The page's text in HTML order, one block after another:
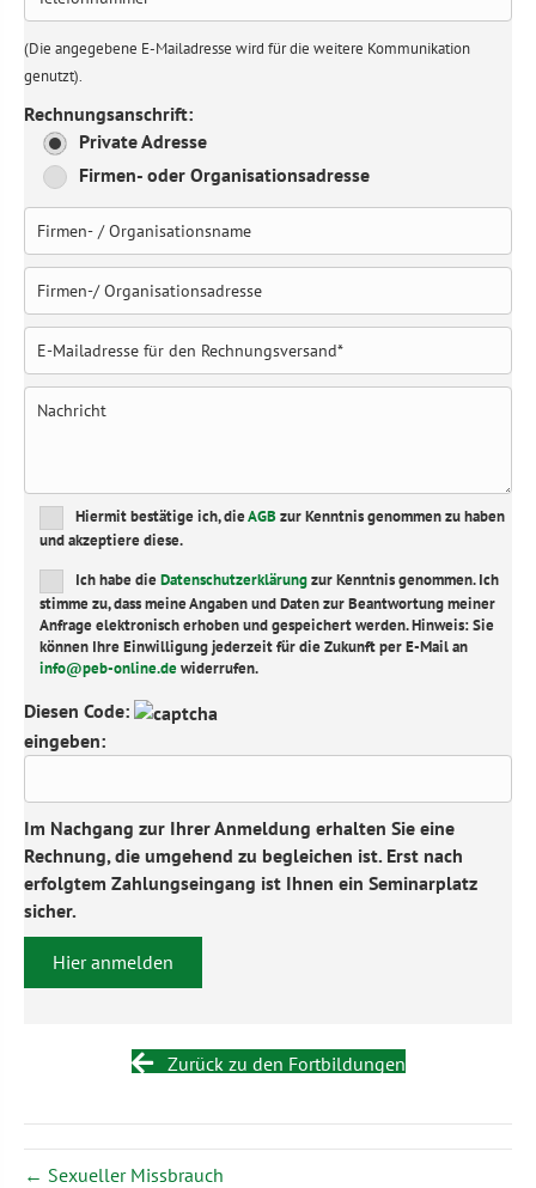
(Die angegebene E-Mailadresse wird für die weitere Kommunikation
genutzt).
Rechnungsanschrift:
Private Adresse
Firmen- oder Organisationsadresse
Bitte lasse dieses Feld leer.
Hiermit bestätige ich, dieAGBzur Kenntnis genommen zu haben
und akzeptiere diese.
Ich habe dieDatenschutzerklärungzur Kenntnis genommen. Ich
stimme zu, dass meine Angaben und Daten zur Beantwortung meiner
Anfrage elektronisch erhoben und gespeichert werden. Hinweis: Sie
können Ihre Einwilligung jederzeit für die Zukunft per E-Mail an
info@peb-online.dewiderrufen.
Captcha-Code
Diesen Code:
eingeben:
Im Nachgang zur Ihrer Anmeldung erhalten Sie eine
Rechnung, die umgehend zu begleichen ist. Erst nach
erfolgtem Zahlungseingang ist Ihnen ein Seminarplatz
sicher.
Zurück zu den Fortbildungen
← Sexueller Missbrauch